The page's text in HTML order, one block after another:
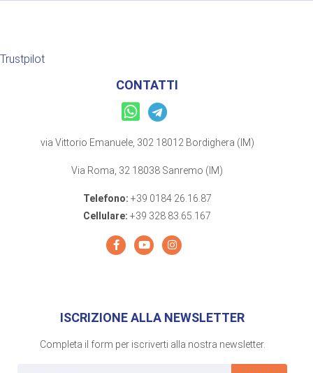
Trustpilot
CONTATTI
via Vittorio Emanuele, 302 18012 Bordighera (IM)
Via Roma, 32 18038 Sanremo (IM)
Telefono: +39 0184 26.16.87
Cellulare: +39 328 83.65.167
ISCRIZIONE ALLA NEWSLETTER
Completa il form per iscriverti alla nostra newsletter.